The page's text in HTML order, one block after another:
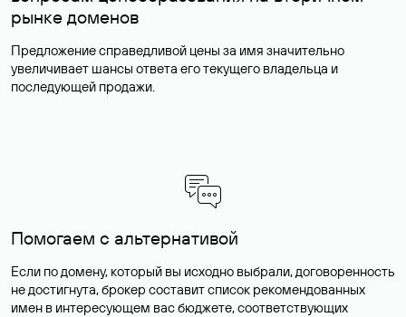
рынке доменов
Предложение справедливой цены за имя значительно
увеличивает шансы ответа его текущего владельца и
последующей продажи.
Помогаем с альтернативой
Если по домену, который вы исходно выбрали, договоренность
не достигнута, брокер составит список рекомендованных
имен в интересующем вас бюджете, соответствующих